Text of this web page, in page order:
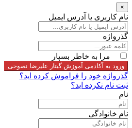
×
نام کاربری یا آدرس ایمیل
گذرواژه
مرا به خاطر بسپار
ورود به آکادمی آموزش گیتار علیرضا نصوحی
گذرواژه خود را فراموش کرده اید؟
ثبت نام نکرده اید؟
نام
نام خانوادگی